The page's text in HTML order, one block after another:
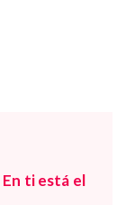
ti está el